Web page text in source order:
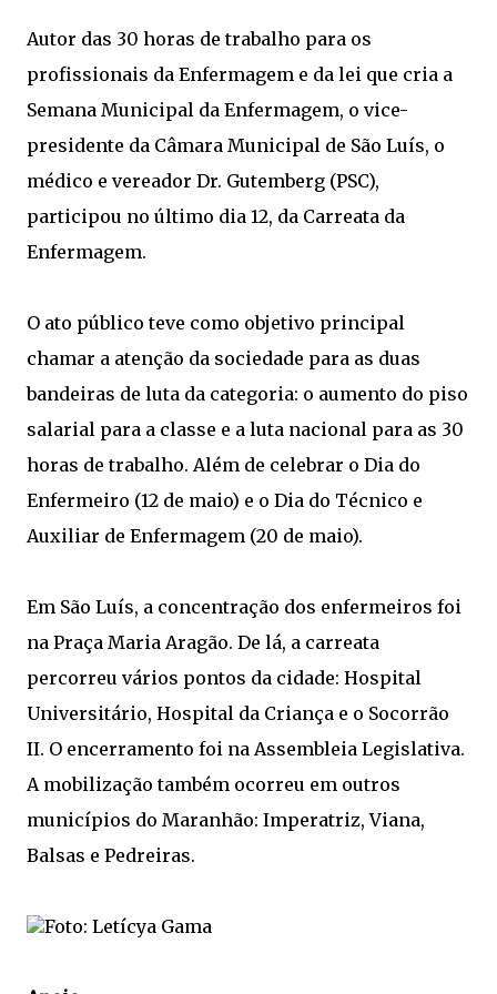
Autor das 30 horas de trabalho para os
profissionais da Enfermagem e da lei que cria a
Semana Municipal da Enfermagem, o vice-
presidente da Câmara Municipal de São Luís, o
médico e vereador Dr. Gutemberg (PSC),
participou no último dia 12, da Carreata da
Enfermagem.
O ato público teve como objetivo principal
chamar a atenção da sociedade para as duas
bandeiras de luta da categoria: o aumento do piso
salarial para a classe e a luta nacional para as 30
horas de trabalho. Além de celebrar o Dia do
Enfermeiro (12 de maio) e o Dia do Técnico e
Auxiliar de Enfermagem (20 de maio).
Em São Luís, a concentração dos enfermeiros foi
na Praça Maria Aragão. De lá, a carreata
percorreu vários pontos da cidade: Hospital
Universitário, Hospital da Criança e o Socorrão
II. O encerramento foi na Assembleia Legislativa.
A mobilização também ocorreu em outros
municípios do Maranhão: Imperatriz, Viana,
Balsas e Pedreiras.
Foto: Letícya Gama